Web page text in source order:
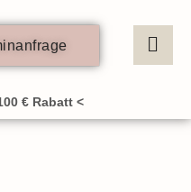
€ Rabatt <